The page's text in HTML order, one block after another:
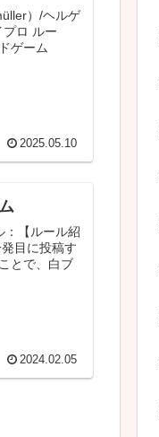
）/ヘルゲ
ロ ルー
ゲーム
2025.05.10
：【ルール紹
目に投稿す
とで、白ブ
2024.02.05